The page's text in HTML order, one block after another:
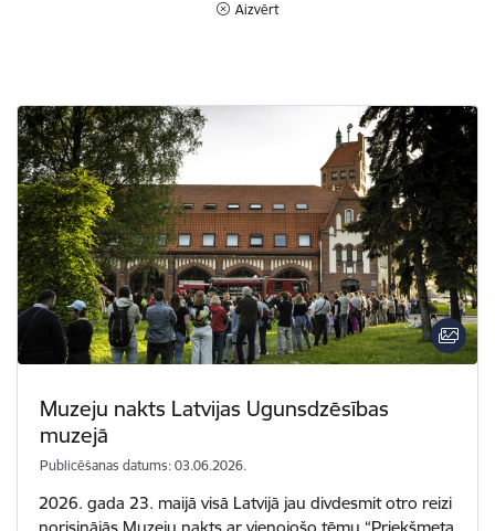
Aizvērt
Muzeju nakts Latvijas Ugunsdzēsības
muzejā
Publicēšanas datums: 03.06.2026.
2026. gada 23. maijā visā Latvijā jau divdesmit otro reizi
norisinājās Muzeju nakts ar vienojošo tēmu “Priekšmeta